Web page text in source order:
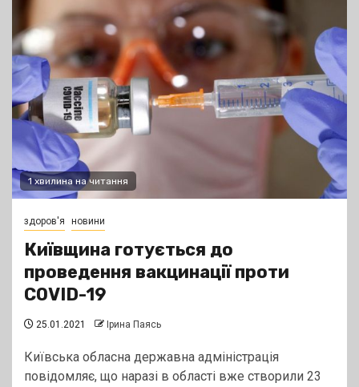
1 хвилина на читання
здоров'я новини
Київщина готується до
проведення вакцинації проти
COVID-19
25.01.2021 Ірина Паясь
Київська обласна державна адміністрація
повідомляє, що наразі в області вже створили 23